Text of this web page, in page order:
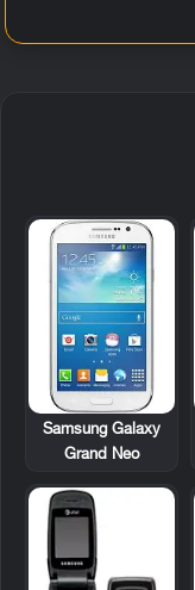
Samsung Galaxy
Grand Neo